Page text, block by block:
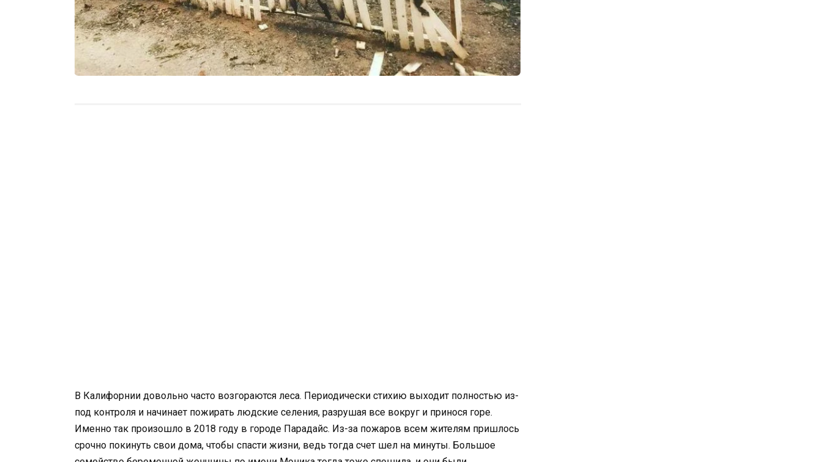
В Калифорнии довольно часто возгораются леса. Периодически стихию выходит полностью из-
под контроля и начинает пожирать людские селения, разрушая все вокруг и принося горе.
Именно так произошло в 2018 году в городе Парадайс. Из-за пожаров всем жителям пришлось
срочно покинуть свои дома, чтобы спасти жизни, ведь тогда счет шел на минуты. Большое